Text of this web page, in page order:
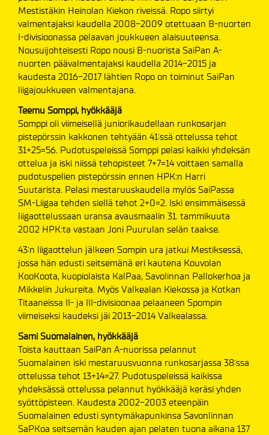
Mestistäkin Heinolan Kiekon riveissä. Ropo siirtyi
valmentajaksi kaudella 2008-2009 otettuaan B-nuorten
I-divisioonassa pelaavan joukkueen alaisuuteensa.
Nousuijohteisesti Ropo nousi B-nuorista SaiPan A-
nuorten päävalmentajaksi kaudella 2014-2015 ja
kaudesta 2016-2017 lähtien Ropo on toiminut SaiPan
liigajoukkueen valmentajana.
Teemu Somppi, hyökkääjä
Somppi oli viimeisellä juniorikaudellaan runkosarjan
pistepörssin kakkonen tehtyään 41:ssä ottelussa tehot
31+25=56. Pudotuspeleissä Somppi pelasi kaikki yhdeksän
ottelua ja iski niissä tehopisteet 7+7=14 voittaen samalla
pudotuspelien pistepörssin ennen HPK:n Harri
Suutarista. Pelasi mestaruuskaudella mylös SaiPassa
SM-Liigaa tehden siellä tehot 2+0=2. Iski ensimmäisessä
liigaottelussaan uransa avausmaalin 31. tammikuuta
2002 HPK:ta vastaan Joni Puurulan selän taakse.
43:n liigaottelun jälkeen Sompin ura jatkui Mestiksessä,
jossa hän edusti seitsemänä eri kautena Kouvolan
KooKoota, kuopiolaista KalPaa, Savolinnan Pallokerhoa ja
Mikkelin Jukureita. Myös Valkealan Kiekossa ja Kotkan
Titaaneissa II- ja III-divisioonaa pelaaneen Spompin
viimeiseksi kaudeksi jäi 2013-2014 Valkealassa.
Sami Suomalainen, hyökkääjä
Toista kauttaan SaiPan A-nuorissa pelannut
Suomalainen iski mestaruusvuonna runkosarjassa 38:ssa
ottelussa tehot 13+14=27. Pudotuspeleissä kaikissa
yhdeksässä ottelussa pelannut hyökkääjä keräsi yhden
syöttöpisteen. Kaudesta 2002-2003 eteenpäin
Suomalainen edusti syntymäkapunkinsa Savonlinnan
SaPKoa seitsemän kauden ajan pelaten tuona aikana 137